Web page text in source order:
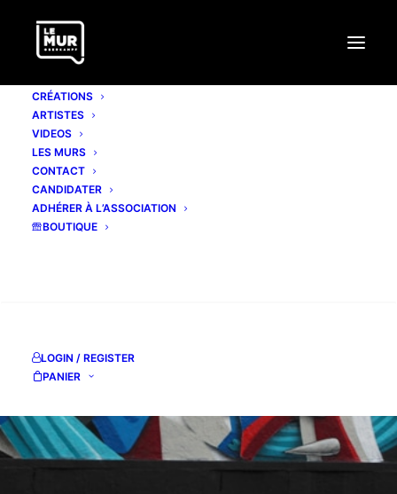
CRÉATIONS
ARTISTES
VIDEOS
LES MURS
CONTACT
CANDIDATER
ADHÉRER À L’ASSOCIATION
BOUTIQUE
LOGIN / REGISTER
PANIER